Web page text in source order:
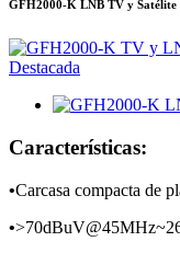
GFH2000-K LNB TV y
Características:
•Carcasa compacta de
•